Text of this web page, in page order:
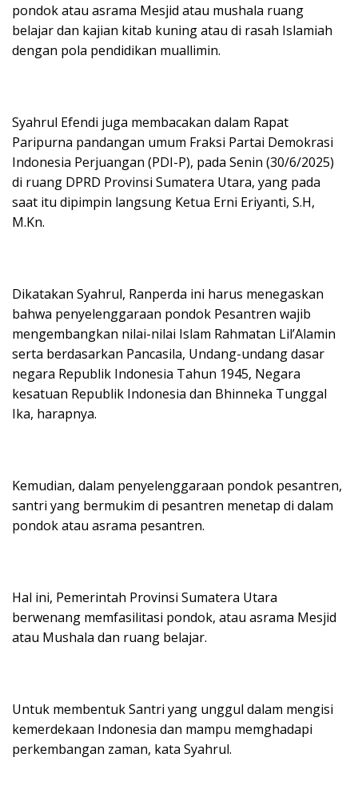
pondok atau asrama Mesjid atau mushala ruang
belajar dan kajian kitab kuning atau di rasah Islamiah
dengan pola pendidikan muallimin.
Syahrul Efendi juga membacakan dalam Rapat
Paripurna pandangan umum Fraksi Partai Demokrasi
Indonesia Perjuangan (PDI-P), pada Senin (30/6/2025)
di ruang DPRD Provinsi Sumatera Utara, yang pada
saat itu dipimpin langsung Ketua Erni Eriyanti, S.H,
M.Kn.
Dikatakan Syahrul, Ranperda ini harus menegaskan
bahwa penyelenggaraan pondok Pesantren wajib
mengembangkan nilai-nilai Islam Rahmatan Lil’Alamin
serta berdasarkan Pancasila, Undang-undang dasar
negara Republik Indonesia Tahun 1945, Negara
kesatuan Republik Indonesia dan Bhinneka Tunggal
Ika, harapnya.
Kemudian, dalam penyelenggaraan pondok pesantren,
santri yang bermukim di pesantren menetap di dalam
pondok atau asrama pesantren.
Hal ini, Pemerintah Provinsi Sumatera Utara
berwenang memfasilitasi pondok, atau asrama Mesjid
atau Mushala dan ruang belajar.
Untuk membentuk Santri yang unggul dalam mengisi
kemerdekaan Indonesia dan mampu memghadapi
perkembangan zaman, kata Syahrul.